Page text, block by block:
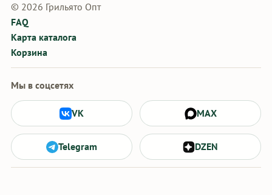
© 2026 Грильято Опт
FAQ
Карта каталога
Корзина
Мы в соцсетях
VK MAX
Telegram DZEN